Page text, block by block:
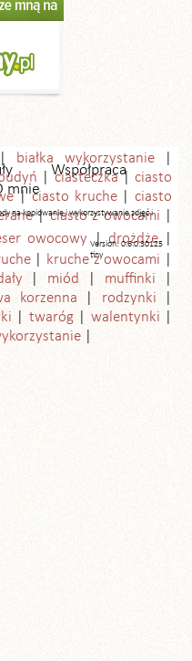
białka wykorzystanie
ciasteczka
ciasto
ciasto kruche
ciasto
ciasto z owocami
owocowy
drożdże
kruche z owocami
miód
muffinki
korzenna
rodzynki
twaróg
walentynki
Współpraca
mnie
na kopiowanie i wykorzystywanie zdjęć i
Version: 0.6.0.30125
tiny